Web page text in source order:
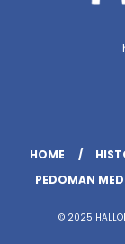
HOME
PEDOMAN
© 2025